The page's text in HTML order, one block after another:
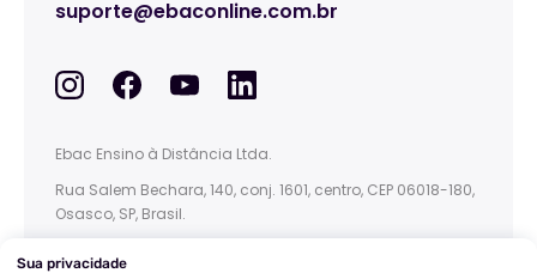
suporte@ebaconline.com.br
Ebac Ensino à Distância Ltda.
Rua Salem Bechara, 140, conj. 1601, centro, CEP 06018-180,
Osasco, SP, Brasil.